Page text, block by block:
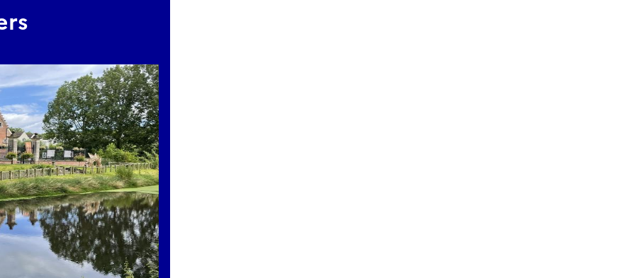
du mois, le musée propose un atelier d’arts plastique ou une démonstration
de nouveaux savoir-faire et s’initier à des pratiques artistiques.
12 juillet 2026
20h à 23h pour la Nuit des Musées
dimanche et jours fériés de 14h30 à 17h30
cadre du mois des Fiertés, venez découvrir la marqueterie de paille et réaliser
du drapeau LGBTQIA+ !